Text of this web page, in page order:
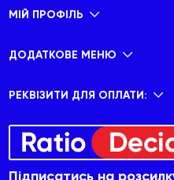
МІЙ ПРОФІЛЬ
ДОДАТКОВЕ МЕНЮ
РЕКВІЗИТИ ДЛЯ ОПЛАТИ:
Підписатись на